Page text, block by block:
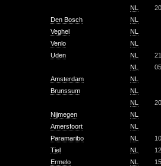
NL
Den Bosch
NL
Veghel
NL
Venlo
NL
Uden NL
NL
Amsterdam
NL
Brunssum
NL
NL
Nijmegen
NL
Amersfoort
NL
Paramaribo NL
Tiel NL
Ermelo NL